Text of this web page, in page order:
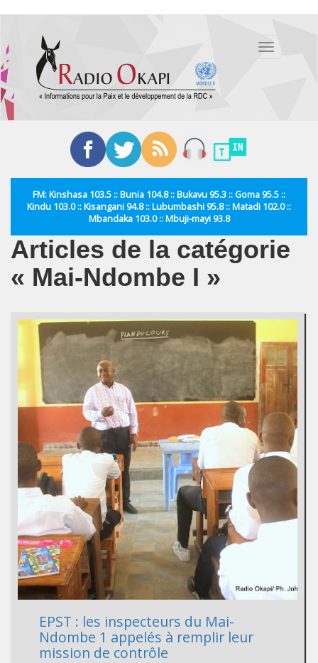
contenu
principal
Toggle
FM: Kinshasa 103.5 :: Bunia 104.8 :: Bukavu 95.3 :: Goma 95.5 ::
Kindu 103.0 :: Kisangani 94.8 :: Lubumbashi 95.8 :: Matadi 102.0 ::
Mbandaka 103.0 :: Mbuji-mayi 93.8
Articles de la catégorie
« Mai-Ndombe I »
EPST : les inspecteurs du Mai-
Ndombe 1 appelés à remplir leur
mission de contrôle